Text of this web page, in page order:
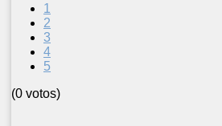
1
2
3
4
5
(0 votos)